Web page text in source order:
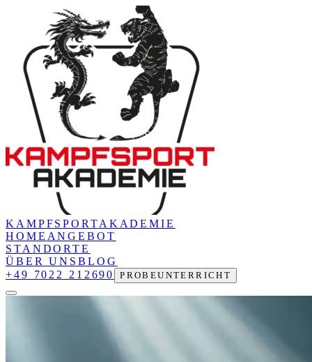
KAMPFSPORTAKADEMIE
HOME ANGEBOT
STANDORTE
ÜBER UNSBLOG
+49 7022 212690
PROBEUNTERRICHT